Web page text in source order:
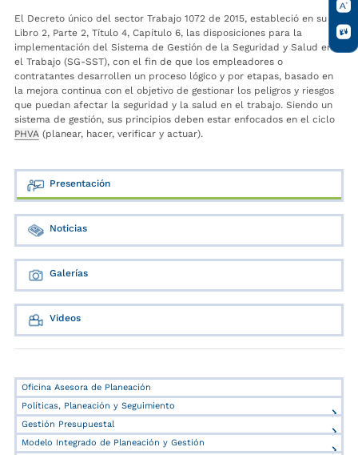
El Decreto único del sector Trabajo 1072 de 2015, estableció en su
Libro 2, Parte 2, Título 4, Capítulo 6, las disposiciones para la
implementación del Sistema de Gestión de la Seguridad y Salud en
el Trabajo (SG-SST), con el fin de que los empleadores o
contratantes desarrollen un proceso lógico y por etapas, basado en
la mejora continua con el objetivo de gestionar los peligros y riesgos
que puedan afectar la seguridad y la salud en el trabajo. Siendo un
sistema de gestión, sus principios deben estar enfocados en el ciclo
PHVA (planear, hacer, verificar y actuar).
Presentación
Noticias
Galerías
Videos
Oficina Asesora de Planeación
Políticas, Planeación y Seguimiento
Gestión Presupuestal
Modelo Integrado de Planeación y Gestión